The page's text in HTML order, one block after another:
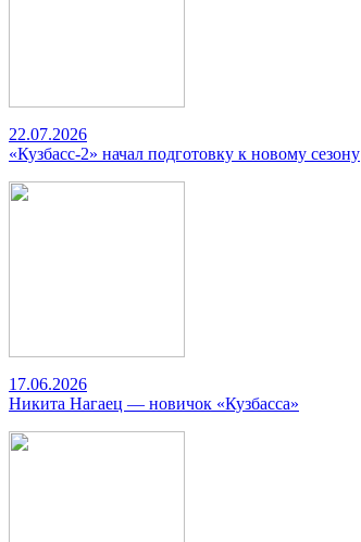
22.07.2026
«Кузбасс-2» начал подготовку к новому сезону
17.06.2026
Никита Нагаец — новичок «Кузбасса»